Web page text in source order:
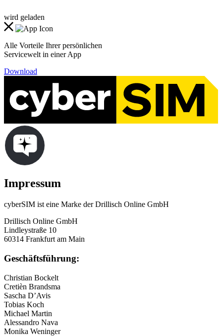
wird geladen
Alle Vorteile Ihrer persönlichen
Servicewelt in einer App
Download
Impressum
cyberSIM ist eine Marke der Drillisch Online GmbH
Drillisch Online GmbH
Lindleystraße 10
60314 Frankfurt am Main
Geschäftsführung:
Christian Bockelt
Cretièn Brandsma
Sascha D’Avis
Tobias Koch
Michael Martin
Alessandro Nava
Monika Weninger